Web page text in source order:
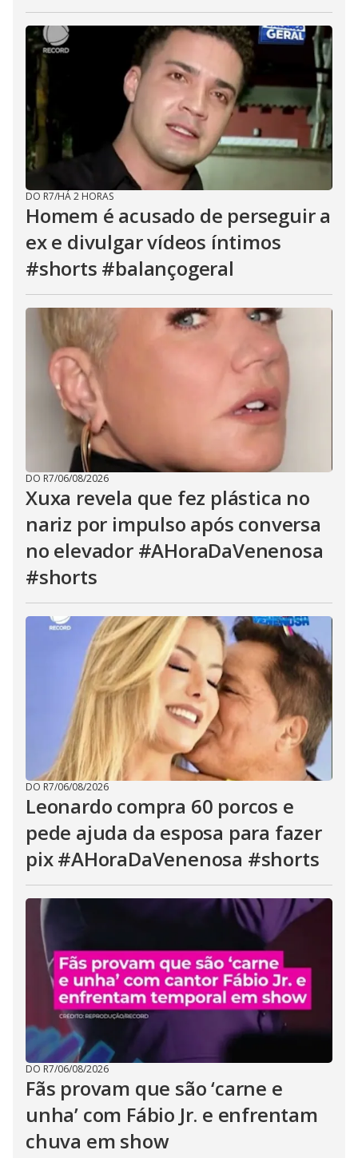
DO R7/HÁ 2 HORAS
Homem é acusado de perseguir a
ex e divulgar vídeos íntimos
#shorts #balançogeral
DO R7/06/08/2026
Xuxa revela que fez plástica no
nariz por impulso após conversa
no elevador #AHoraDaVenenosa
#shorts
DO R7/06/08/2026
Leonardo compra 60 porcos e
pede ajuda da esposa para fazer
pix #AHoraDaVenenosa #shorts
DO R7/06/08/2026
Fãs provam que são ‘carne e
unha’ com Fábio Jr. e enfrentam
chuva em show